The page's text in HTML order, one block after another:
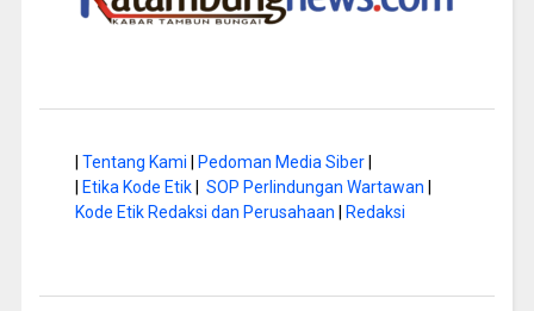
Tentang Kami Pedoman Media Siber|
Etika Kode Etik| SOP Perlindungan Wartawan
Kode Etik Redaksi dan Perusahaan
Redaksi